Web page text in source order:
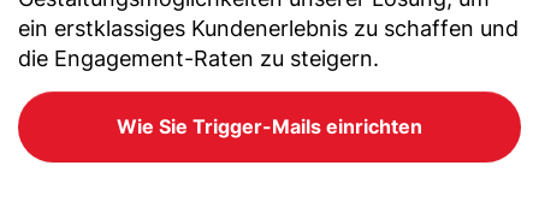
ein erstklassiges Kundenerlebnis zu schaffen und
die Engagement-Raten zu steigern.
Wie Sie Trigger-Mails einrichten